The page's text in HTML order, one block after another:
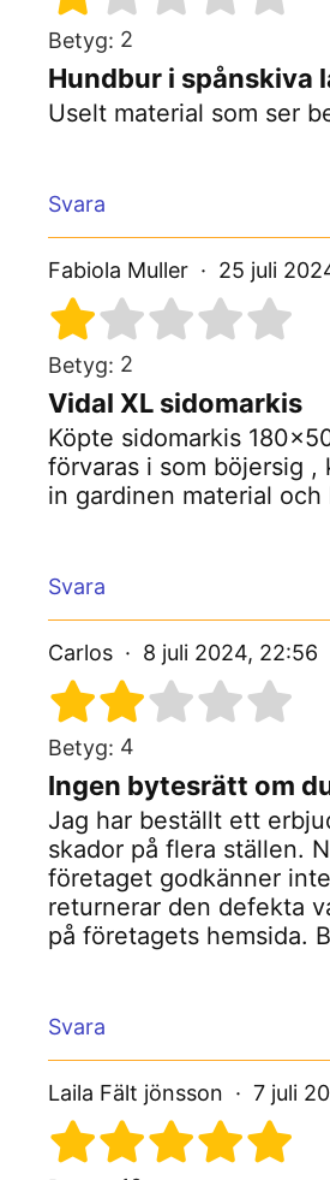
Betyg: 2
Hundbur i spånskiva
Uselt material som ser
Svara
Fabiola Muller 25 juli
Betyg: 2
Vidal XL sidomarkis
Köpte sidomarkis
förvaras i som böjersig
in gardinen material
Svara
Carlos 8 juli 2024, 22:56
Betyg: 4
Ingen bytesrätt om
Jag har beställt ett
skador på flera ställen.
företaget godkänner
returnerar den defekta
på företagets hemsida.
Svara
Laila Fält jönsson 7 juli